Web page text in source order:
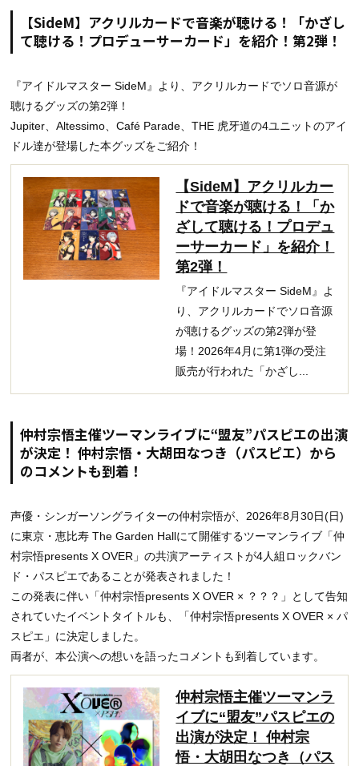
【SideM】アクリルカードで音楽が聴ける！「かざし
て聴ける！プロデューサーカード」を紹介！第2弾！
『アイドルマスター SideM』より、アクリルカードでソロ音源が
聴けるグッズの第2弾！
Jupiter、Altessimo、Café Parade、THE 虎牙道の4ユニットのアイ
ドル達が登場した本グッズをご紹介！
【SideM】アクリルカー
ドで音楽が聴ける！「か
ざして聴ける！プロデュ
ーサーカード」を紹介！
第2弾！
『アイドルマスター SideM』よ
り、アクリルカードでソロ音源
が聴けるグッズの第2弾が登
場！2026年4月に第1弾の受注
販売が行われた「かざし...
仲村宗悟主催ツーマンライブに“盟友”パスピエの出演
が決定！ 仲村宗悟・大胡田なつき（パスピエ）から
のコメントも到着！
声優・シンガーソングライターの仲村宗悟が、2026年8月30日(日)
に東京・恵比寿 The Garden Hallにて開催するツーマンライブ「仲
村宗悟presents X OVER」の共演アーティストが4人組ロックバン
ド・パスピエであることが発表されました！
この発表に伴い「仲村宗悟presents X OVER × ？？？」として告知
されていたイベントタイトルも、「仲村宗悟presents X OVER × パ
スピエ」に決定しました。
両者が、本公演への想いを語ったコメントも到着しています。
仲村宗悟主催ツーマンラ
イブに“盟友”パスピエの
出演が決定！ 仲村宗
悟・大胡田なつき（パス